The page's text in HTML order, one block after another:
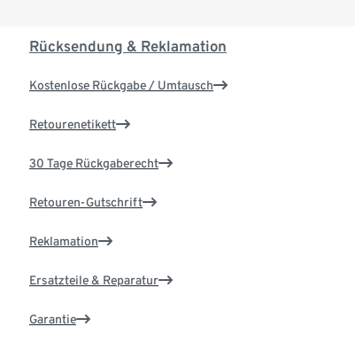
Rücksendung & Reklamation
Kostenlose Rückgabe / Umtausch
Retourenetikett
30 Tage Rückgaberecht
Retouren-Gutschrift
Reklamation
Ersatzteile & Reparatur
Garantie